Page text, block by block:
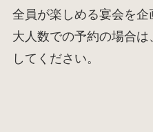
全員が楽しめる宴会を企
大人数での予約の場合
してください。